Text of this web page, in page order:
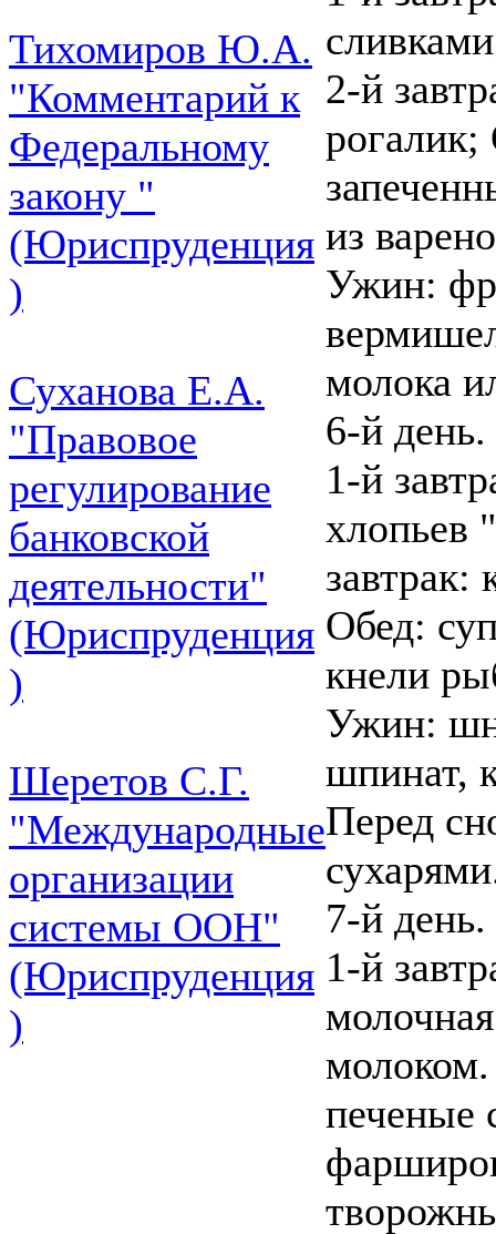
Тихомиров Ю.А.
"Комментарий к
Федеральному
закону "
(Юриспруденция
)
Суханова Е.А.
"Правовое
регулирование
банковской
деятельности"
(Юриспруденция
)
Шеретов С.Г.
"Международные
организации
системы ООН"
(Юриспруденция
)
2-й
из
Ужин:
молока
6-й день.
1-й
хлопьев
завтрак:
Обед:
кнели
Ужин:
шпинат,
Перед
7-й день.
1-й
молоком.
печеные